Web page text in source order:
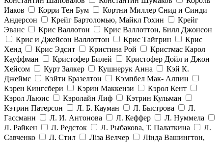
Иаков
Корри Тен Бум
Кортни Миллер Снид и Синди
Андерсон
Крейг Бартоломью, Майкл Гохин
Крейг
Эванс
Крис Валлотон
Крис Валлоттон, Билл Джонсон
Крис и Джейсон Валлоттон
Крис Тайгрин
Крис
Хенд
Крис Эдсит Кристина Рой
Кристмас Карол
Кауффман
Кристофер Билей
Кристофер Дойл и Джон
Хейсом
Курт Залкер Кушнерук Анна
Кэй К.
Джеймс
Кэйти Бразелтон
Кэмпбел Мак- Алпин
Кэрен Кингсбери
Кэрин Маккензи
Кэрол Кент
Кэрол Льюис
Кэролайн Лиф
Кэтрин Кульман
Кэтрин Патерсон
Л. Б. Кауман Л. Быстрова
Л.
Гассманн
Л. И. Антонова Л. Кеффер
Л. Нуммела
Л. Райкен
Л. Редсток Л. Рыбакова, Т. Палаткина
Л.
Савченко
Л. Стил Ліза Велчер
Лінда Вашингтон,